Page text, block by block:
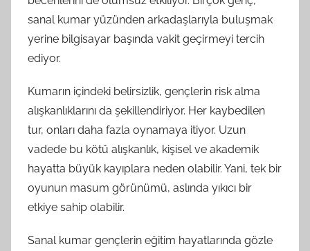
sanal kumar yüzünden arkadaşlarıyla buluşmak
yerine bilgisayar başında vakit geçirmeyi tercih
ediyor.
Kumarın içindeki belirsizlik, gençlerin risk alma
alışkanlıklarını da şekillendiriyor. Her kaybedilen
tur, onları daha fazla oynamaya itiyor. Uzun
vadede bu kötü alışkanlık, kişisel ve akademik
hayatta büyük kayıplara neden olabilir. Yani, tek bir
oyunun masum görünümü, aslında yıkıcı bir
etkiye sahip olabilir.
Sanal kumar gençlerin eğitim hayatlarında gözle